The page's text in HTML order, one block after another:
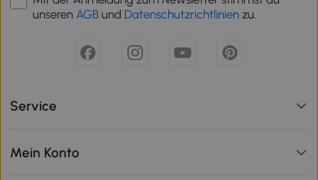
unseren AGB und Datenschutzrichtlinien zu.
Service
Mein Konto